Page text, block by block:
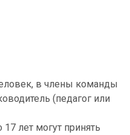
в члены команды
(педагог или
лет могут принять